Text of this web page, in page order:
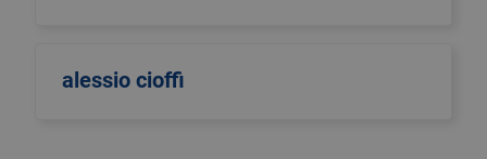
alessio cioffi